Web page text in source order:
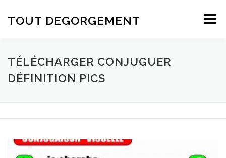
TOUT DEGORGEMENT Menu
TÉLÉCHARGER CONJUGUER
DÉFINITION PICS